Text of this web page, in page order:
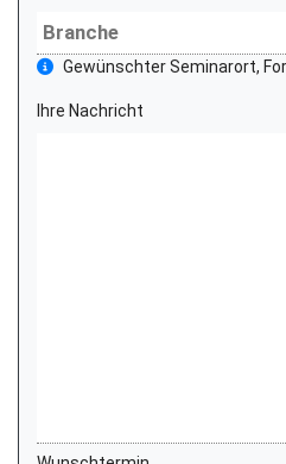
Gewünschter Seminarort,
Ihre Nachricht